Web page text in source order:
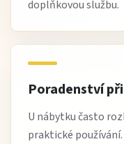
doplňkovou službu.
Poradenství
U nábytku často
praktické